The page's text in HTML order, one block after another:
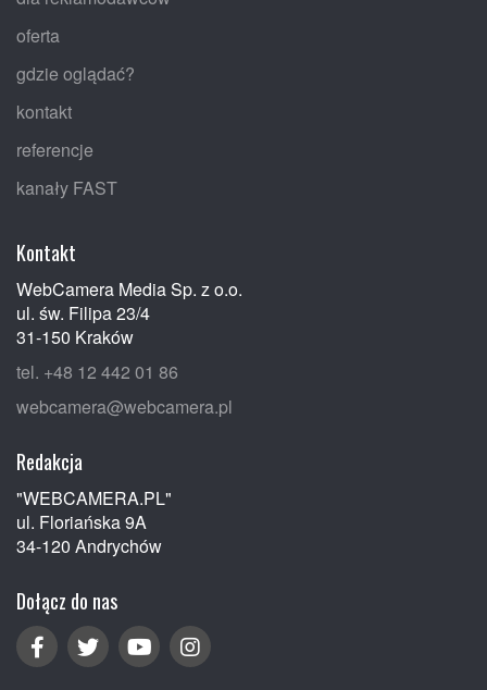
oferta
gdzie oglądać?
kontakt
referencje
kanały FAST
Kontakt
WebCamera Media Sp. z o.o.
ul. św. Filipa 23/4
31-150 Kraków
tel. +48 12 442 01 86
webcamera@webcamera.pl
Redakcja
"WEBCAMERA.PL"
ul. Floriańska 9A
34-120 Andrychów
Dołącz do nas